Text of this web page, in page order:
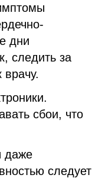
дни
следить за
сбои, что
даже
следует